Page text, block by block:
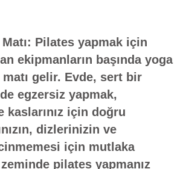
Pilates yapmak için
ekipmanların başında yoga
gelir. Evde, sert bir
egzersiz yapmak,
kaslarınız için doğru
dizlerinizin ve
için mutlaka
pilates yapmanız